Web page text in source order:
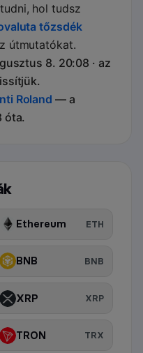
hol tudsz
tőzsdék
útmutatókat.
8. 20:08 · az
Roland — a
óta.
Ethereum ETH
BNB BNB
XRP XRP
TRON TRX